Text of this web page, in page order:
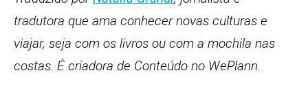
tradutora que ama conhecer novas culturas e
viajar, seja com os livros ou com a mochila nas
costas. É criadora de Conteúdo no WePlann.